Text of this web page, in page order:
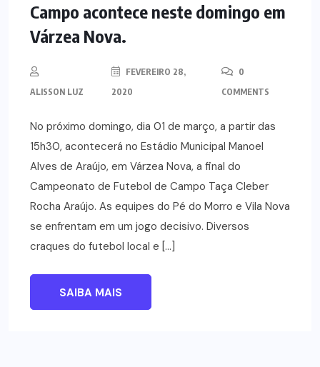
Campo acontece neste domingo em
Várzea Nova.
ALISSON LUZ
FEVEREIRO 28,
2020
0
COMMENTS
No próximo domingo, dia 01 de março, a partir das
15h30, acontecerá no Estádio Municipal Manoel
Alves de Araújo, em Várzea Nova, a final do
Campeonato de Futebol de Campo Taça Cleber
Rocha Araújo. As equipes do Pé do Morro e Vila Nova
se enfrentam em um jogo decisivo. Diversos
craques do futebol local e […]
SAIBA MAIS